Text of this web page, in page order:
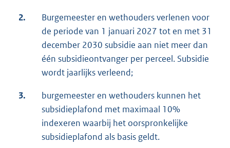
2.
Burgemeester en wethouders verlenen voor
de periode van 1 januari 2027 tot en met 31
december 2030 subsidie aan niet meer dan
één subsidieontvanger per perceel. Subsidie
wordt jaarlijks verleend;
3.
burgemeester en wethouders kunnen het
subsidieplafond met maximaal 10%
indexeren waarbij het oorspronkelijke
subsidieplafond als basis geldt.